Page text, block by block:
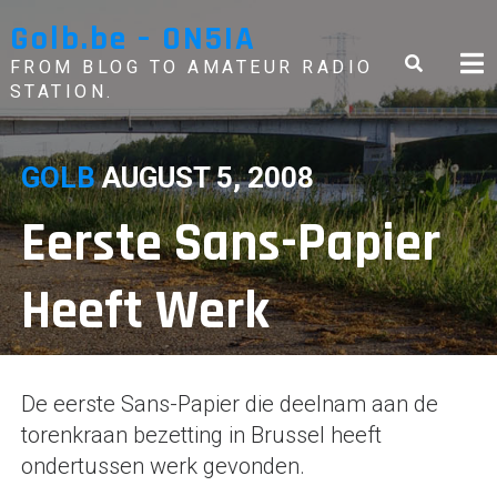
to
content
Golb.be – ON5IA
FROM BLOG TO AMATEUR RADIO
STATION.
GOLB AUGUST 5, 2008
Eerste Sans-Papier
Heeft Werk
De eerste Sans-Papier die deelnam aan de
torenkraan bezetting in Brussel heeft
ondertussen werk gevonden.